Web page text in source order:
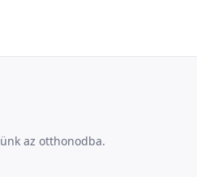
az otthonodba.